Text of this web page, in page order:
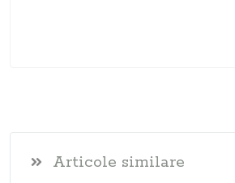
Articole similare